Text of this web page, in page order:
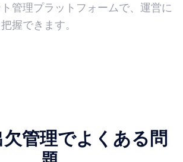
管理プラットフォームで、運営に
握できます。
管理でよくある問